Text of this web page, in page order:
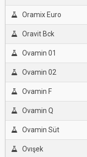
Oramix Euro
Oravit Bck
Ovamin 01
Ovamin 02
Ovamin F
Ovamin Q
Ovamin Süt
Ovışek